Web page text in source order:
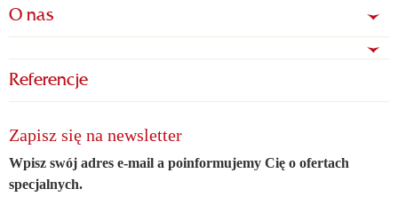
O nas
Referencje
Zapisz się na newsletter
Wpisz swój adres e-mail a poinformujemy Cię o ofertach
specjalnych.